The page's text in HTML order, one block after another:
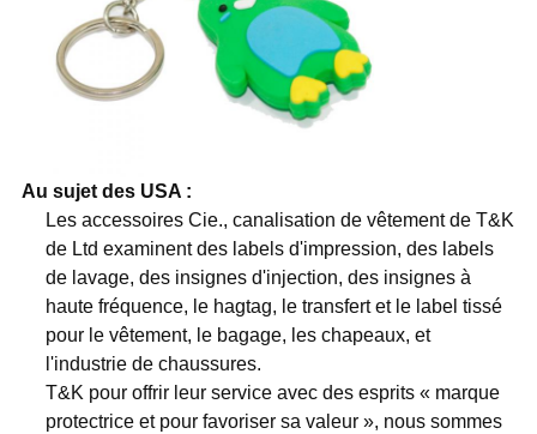
Au sujet des USA :
Les accessoires Cie., canalisation de vêtement de T&K
de Ltd examinent des labels d'impression, des labels
de lavage, des insignes d'injection, des insignes à
haute fréquence, le hagtag, le transfert et le label tissé
pour le vêtement, le bagage, les chapeaux, et
l'industrie de chaussures.
T&K pour offrir leur service avec des esprits « marque
protectrice et pour favoriser sa valeur », nous sommes